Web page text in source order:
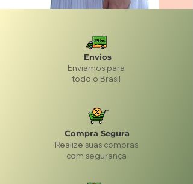
Envios
Enviamos para
todo o Brasil
Compra Segura
Realize suas compras
com segurança